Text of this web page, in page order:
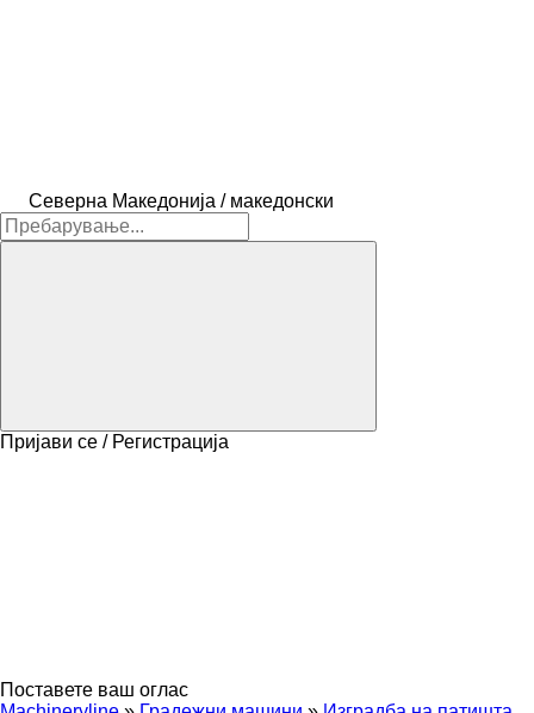
Северна Македонија / македонски
Пријави се / Регистрација
Поставете ваш оглас